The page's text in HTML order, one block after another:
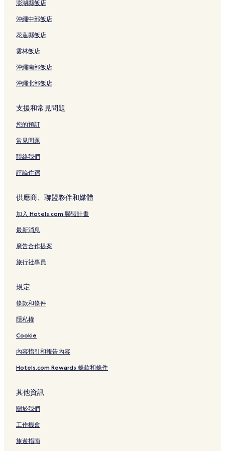
音樂街飯店
印地安山高爾夫球場附近的飯店
Calsonic 體育館附近的飯店
利普斯科姆勃大學附近的飯店
音樂谷飯店
福斯特維爾飯店
貝德福郡飯店
Hca川普部門臨床進步中心附近的飯店
納許維爾展覽場附近的飯店
田納西步行馬慶典附近的飯店
第一銀行露天劇場附近的飯店
鬱金香叢飯店
安帝奥克飯店
澎湖縣飯店
沖繩中部飯店
花蓮縣飯店
雲林飯店
沖繩南部飯店
沖繩北部飯店
支援和常見問題
您的預訂
常見問題
聯絡我們
評論住宿
供應商、聯盟夥伴和媒體
加入 Hotels.com 聯盟計畫
最新消息
廣告合作提案
旅行社專員
規定
條款和條件
隱私權
Cookie
內容指引和報告內容
Hotels.com Rewards 條款和條件
其他資訊
關於我們
工作機會
旅遊指南